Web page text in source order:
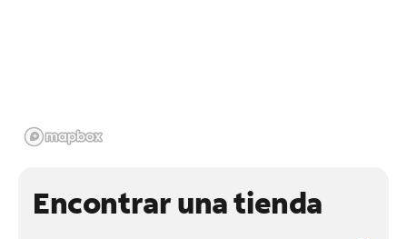
Encontrar una tienda